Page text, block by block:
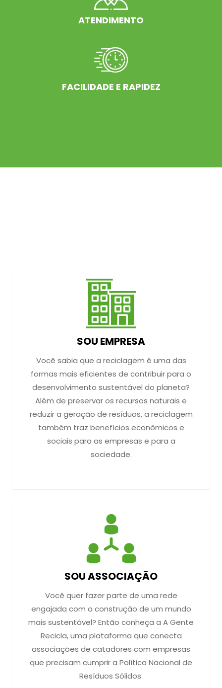
ATENDIMENTO
FACILIDADE E RAPIDEZ
SOU EMPRESA
Você sabia que a reciclagem é uma das
formas mais eficientes de contribuir para o
desenvolvimento sustentável do planeta?
Além de preservar os recursos naturais e
reduzir a geração de resíduos, a reciclagem
também traz benefícios econômicos e
sociais para as empresas e para a
sociedade.
SOU ASSOCIAÇÃO
Você quer fazer parte de uma rede
engajada com a construção de um mundo
mais sustentável? Então conheça a A Gente
Recicla, uma plataforma que conecta
associações de catadores com empresas
que precisam cumprir a Política Nacional de
Resíduos Sólidos.